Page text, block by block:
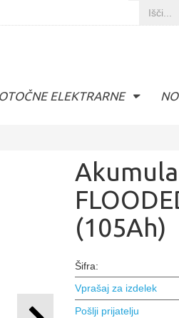
OTOČNE ELEKTRARNE
(105Ah)
Šifra:
Vprašaj za izdelek
Pošlji prijatelju